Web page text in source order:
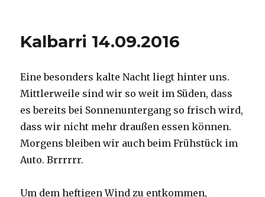
Kalbarri 14.09.2016
Eine besonders kalte Nacht liegt hinter uns.
Mittlerweile sind wir so weit im Süden, dass
es bereits bei Sonnenuntergang so frisch wird,
dass wir nicht mehr draußen essen können.
Morgens bleiben wir auch beim Frühstück im
Auto. Brrrrrr.
Um dem heftigen Wind zu entkommen,